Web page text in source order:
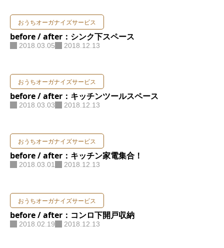
おうちオーガナイズサービス
before / after：シンク下スペース
2018.03.05 2018.12.13
おうちオーガナイズサービス
before / after：キッチンツールスペース
2018.03.03 2018.12.13
おうちオーガナイズサービス
before / after：キッチン家電集合！
2018.03.01 2018.12.13
おうちオーガナイズサービス
before / after：コンロ下開戸収納
2018.02.19 2018.12.13